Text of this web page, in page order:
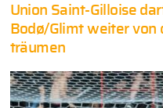
Union Saint-Gilloise
Bodø/Glimt weiter von
träumen